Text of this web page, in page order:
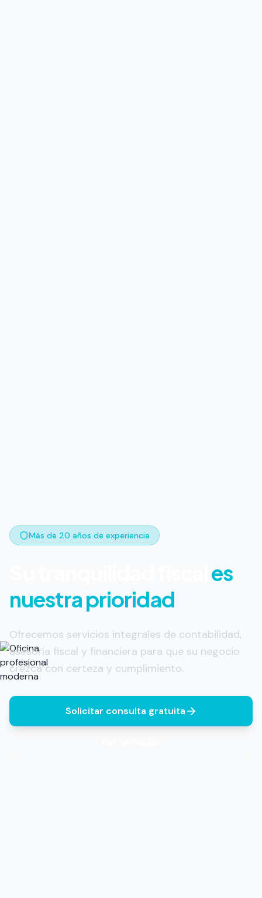
Más de 20 años de experiencia
es
nuestra prioridad
Ofrecemos servicios integrales de contabilidad,
asesoría fiscal y financiera para que su negocio
crezca con certeza y cumplimiento.
Solicitar consulta gratuita